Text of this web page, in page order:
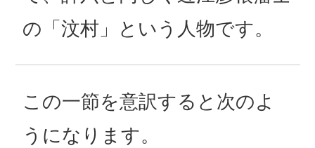
の「汶村」という人物です。
この一節を意訳すると次のよ
うになります。